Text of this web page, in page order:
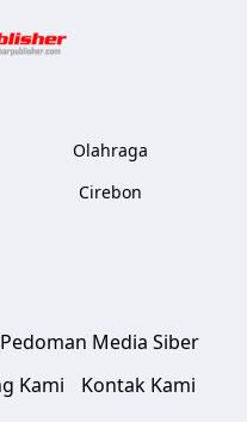
Olahraga
Cirebon
Pedoman Media Siber
Kami
Kontak Kami